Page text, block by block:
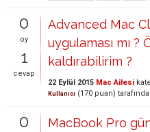
0
oy
1
cevap
Advanced Mac
uygulaması mı ?
kaldırabilirim ?
22 Eylül 2015 Mac Ailesi
Kullanıcı (170 puan)
0
MacBook Pro